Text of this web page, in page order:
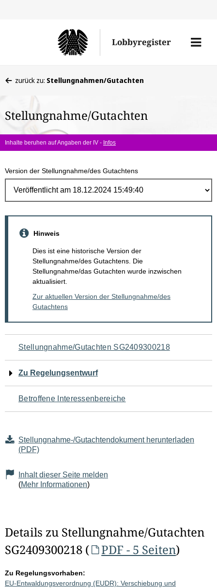
Lobbyregister
Menü
befinden
hier:
zurück zu: Stellungnahmen/Gutachten
Stellungnahme/Gutachten
Inhalte beruhen auf Angaben der IV - Infos
Version der Stellungnahme/des Gutachtens
Hinweis
Dies ist eine historische Version der
Stellungnahme/des Gutachtens. Die
Stellungnahme/das Gutachten wurde inzwischen
aktualisiert.
Zur aktuellen Version der Stellungnahme/des
Gutachtens
Navigation
für
den
Seiteninhalt
Stellungnahme/Gutachten SG2409300218
Zu Regelungsentwurf
Betroffene Interessenbereiche
Stellungnahme-/Gutachtendokument herunterladen
(PDF)
Inhalt dieser Seite melden
(Mehr Informationen)
Details zu Stellungnahme/Gutachten
SG2409300218 (
PDF - 5 Seiten)
Zu Regelungsvorhaben:
EU-Entwaldungsverordnung (EUDR): Verschiebung und